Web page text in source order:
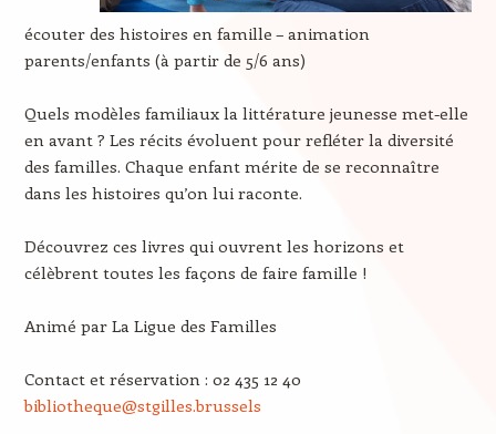
écouter des histoires en famille – animation
parents/enfants (à partir de 5/6 ans)
Quels modèles familiaux la littérature jeunesse met-elle
en avant ? Les récits évoluent pour refléter la diversité
des familles. Chaque enfant mérite de se reconnaître
dans les histoires qu’on lui raconte.
Découvrez ces livres qui ouvrent les horizons et
célèbrent toutes les façons de faire famille !
Animé par La Ligue des Familles
Contact et réservation : 02 435 12 40
bibliotheque@stgilles.brussels